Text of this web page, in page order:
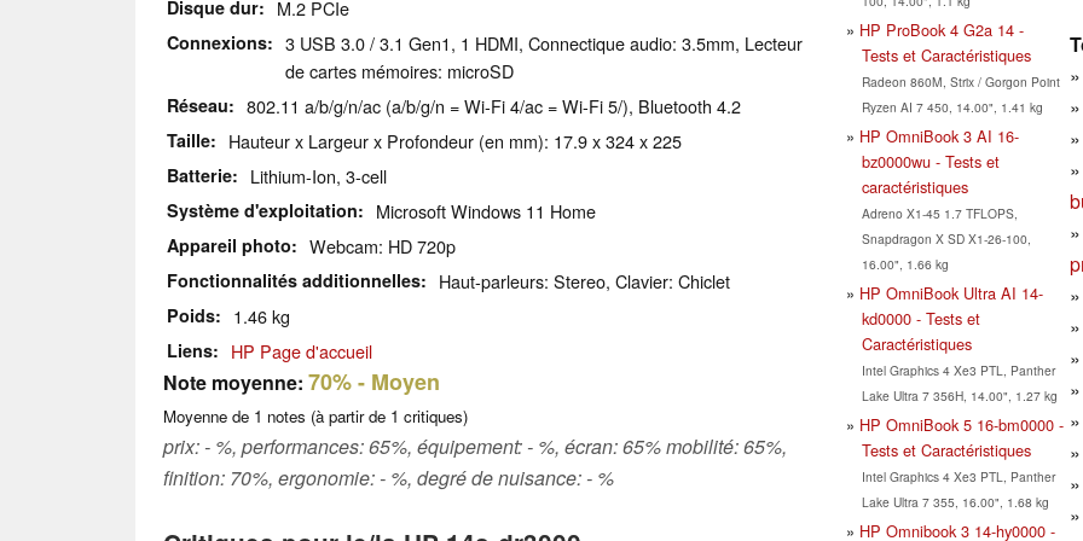
Disque dur M.2 PCIe
Connexions
3 USB 3.0 / 3.1 Gen1, 1 HDMI, Connectique audio: 3.5mm, Lecteur
de cartes mémoires: microSD
Réseau 802.11 a/b/g/n/ac (a/b/g/n = Wi-Fi 4/ac = Wi-Fi 5/), Bluetooth 4.2
Taille Hauteur x Largeur x Profondeur (en mm): 17.9 x 324 x 225
Batterie Lithium-Ion, 3-cell
Système d'exploitation Microsoft Windows 11 Home
Appareil photo Webcam: HD 720p
Fonctionnalités additionnelles Haut-parleurs: Stereo, Clavier: Chiclet
Poids 1.46 kg
Liens HP Page d'accueil
Note moyenne: 70%- Moyen
Moyenne de 1 notes (à partir de 1 critiques)
prix: - %, performances: 65%, équipement: - %, écran: 65% mobilité: 65%,
finition: 70%, ergonomie: - %, degré de nuisance: - %
HP ProBook 4 G2a 14 -
Tests et Caractéristiques
Radeon 860M, Strix / Gorgon Point
Ryzen AI 7 450, 14.00", 1.41 kg
HP OmniBook 3 AI 16-
bz0000wu - Tests et
caractéristiques
Adreno X1-45 1.7 TFLOPS,
Snapdragon X SD X1-26-100,
16.00", 1.66 kg
HP OmniBook Ultra AI 14-
kd0000 - Tests et
Caractéristiques
Intel Graphics 4 Xe3 PTL, Panther
Lake Ultra 7 356H, 14.00", 1.27 kg
HP OmniBook 5 16-bm0000 -
Tests et Caractéristiques
Intel Graphics 4 Xe3 PTL, Panther
Lake Ultra 7 355, 16.00", 1.68 kg
HP Omnibook 3 14-hy0000 -